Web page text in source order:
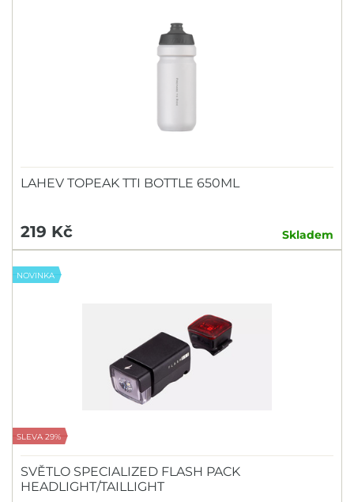
LAHEV TOPEAK TTI BOTTLE 650ML
219 Kč Skladem
NOVINKA
SLEVA 29%
SVĚTLO SPECIALIZED FLASH PACK
HEADLIGHT/TAILLIGHT